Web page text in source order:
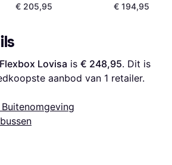
€ 205,95
€ 194,95
Flexbox Lovisa is € 248,95. Dit is
aanbod van 1 retailer.